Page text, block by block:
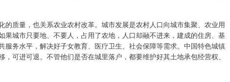
质量，也关系农业农村改革。城市发展是农村人口向城市集聚、农业用
城市只要地、不要人，占用了农地，人口却融不进来，建成的住房、基
务水平，解决好子女教育、医疗卫生、社会保障等需求。中国特色城镇
可进可退。不管他们是否在城里落户，都要维护好其土地承包经营权、